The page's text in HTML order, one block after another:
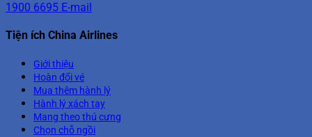
1900 6695 E-mail
Tiện ích China Airlines
Giới thiệu
Hoàn đổi vé
Mua thêm hành lý
Hành lý xách tay
Mang theo thú cưng
Chọn chỗ ngồi